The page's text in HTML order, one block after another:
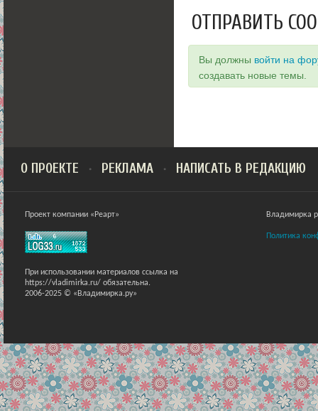
ОТПРАВИТЬ
Вы должны войти на
создавать новые темы.
О ПРОЕКТЕ РЕКЛАМА НАПИСАТЬ В РЕДАКЦИЮ
Проект компании «Реарт»
При использовании материалов ссылка на
https://vladimirka.ru/ обязательна.
2006-2025 © «Владимирка.ру»
Владимирка
Политика